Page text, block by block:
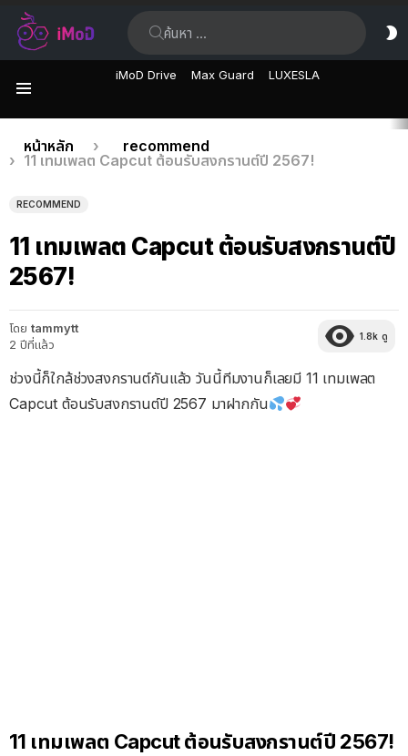
iMoD Drive Max Guard LUXESLA
เรื่อง
ล่าสุด
คุณอยู่ที่นี่:
หน้าหลัก
recommend
11 เทมเพลต Capcut ต้อนรับสงกรานต์ปี 2567!
RECOMMEND
11 เทมเพลต Capcut ต้อนรับสงกรานต์ปี
2567!
โดย tammytt
2 ปีที่แล้ว
1.8k ดู
ช่วงนี้ก็ใกล้ช่วงสงกรานต์กันแล้ว วันนี้ทีมงานก็เลยมี 11 เทมเพลต
Capcut ต้อนรับสงกรานต์ปี 2567 มาฝากกัน
11 เทมเพลต Capcut ต้อนรับสงกรานต์ปี 2567!